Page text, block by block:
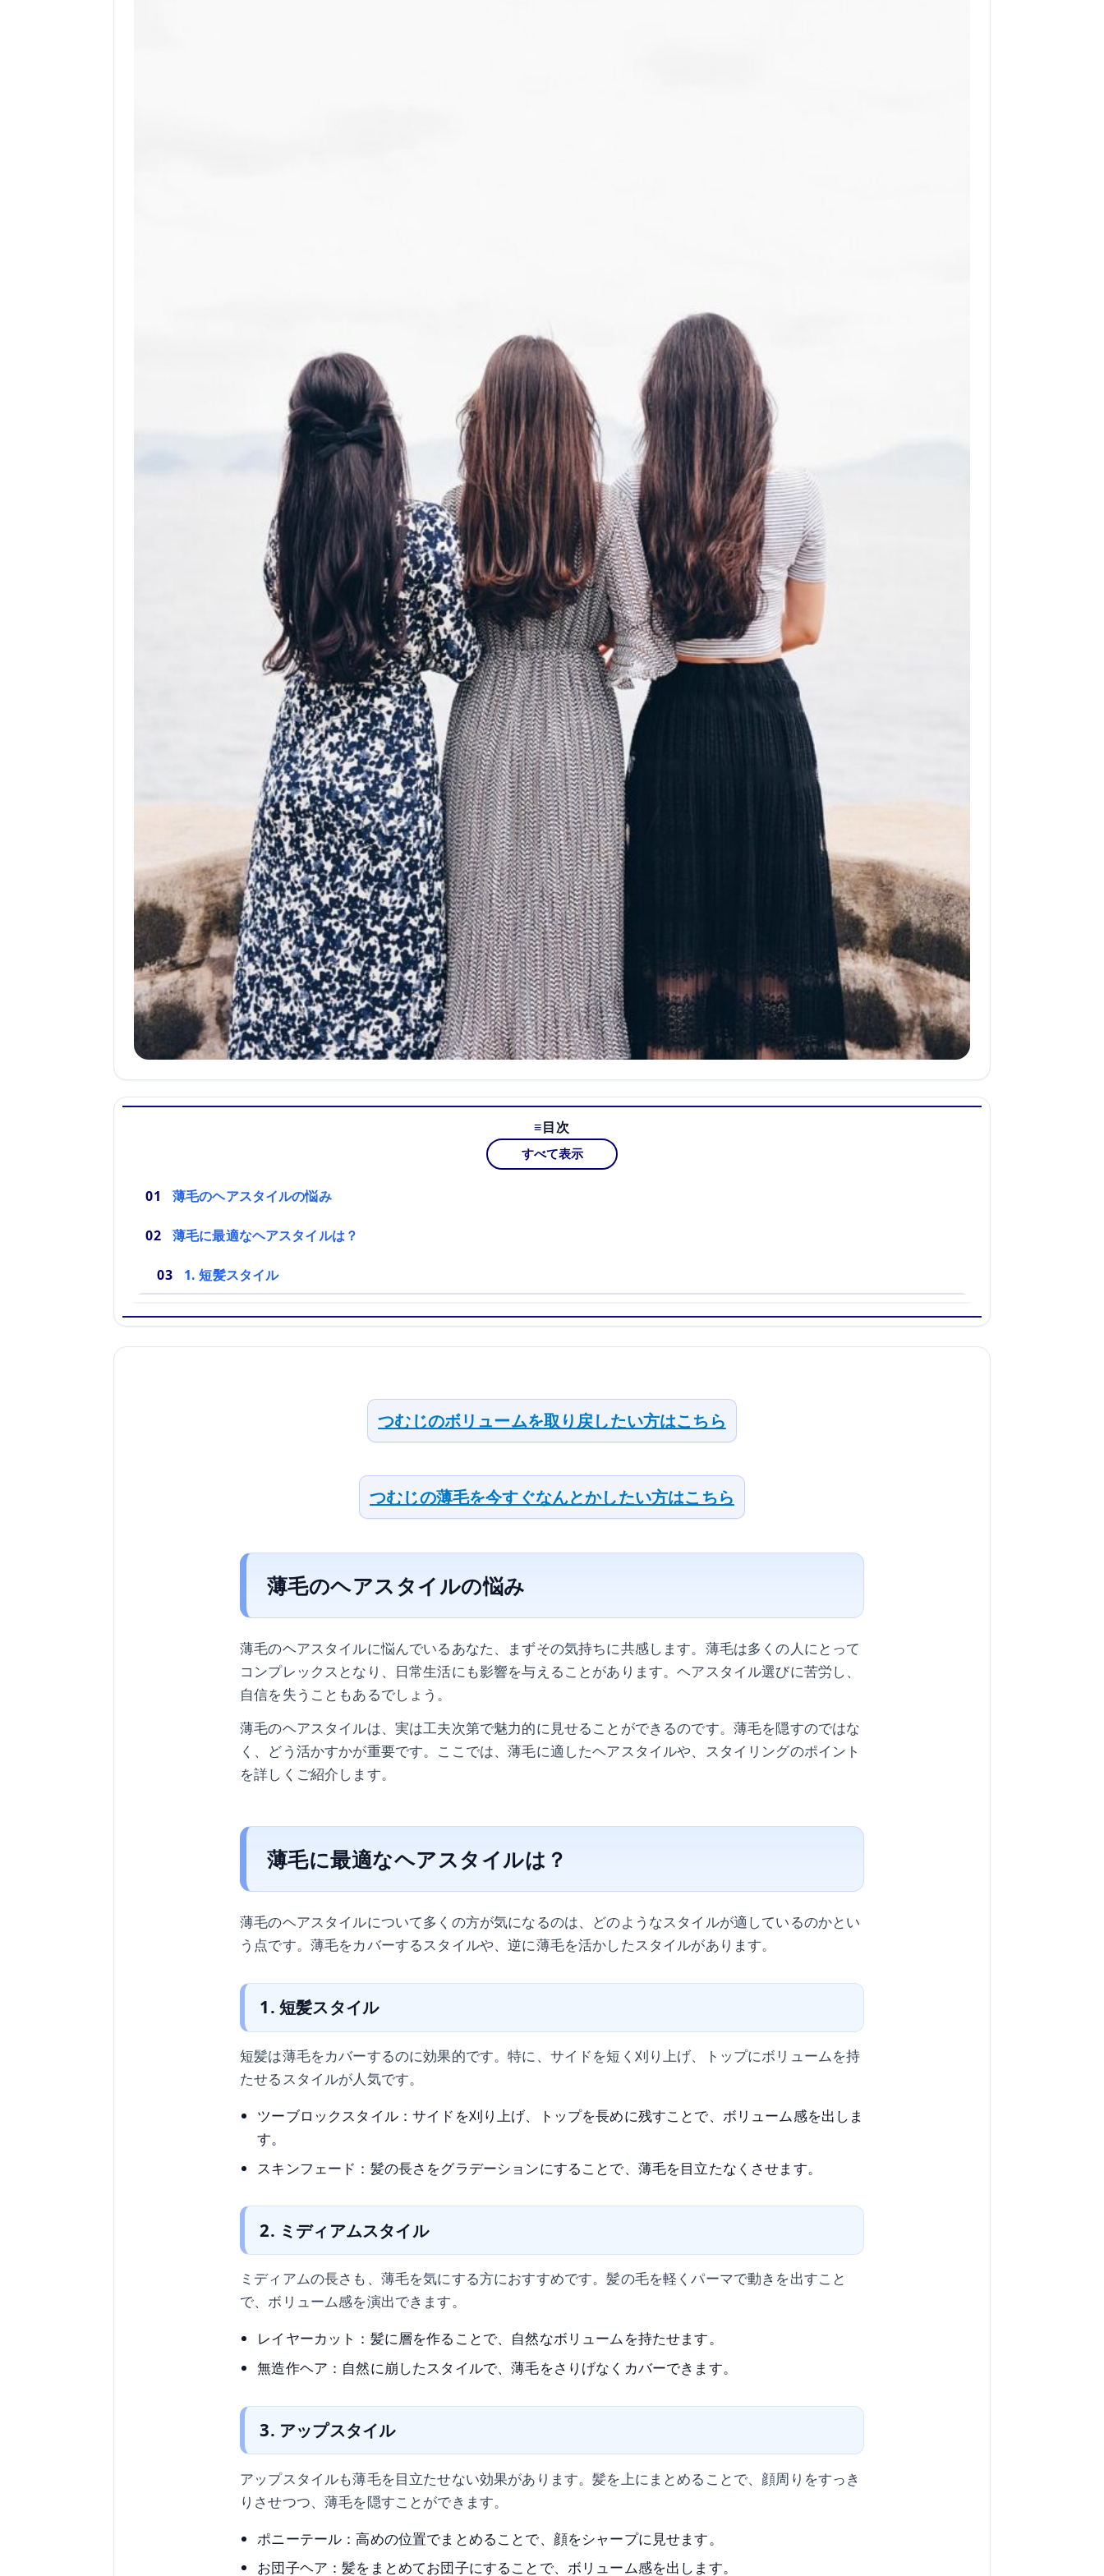
目次
すべて表示
薄毛のヘアスタイルの悩み
薄毛に最適なヘアスタイルは？
1. 短髪スタイル
つむじのボリュームを取り戻したい方はこちら
つむじの薄毛を今すぐなんとかしたい方はこちら
薄毛のヘアスタイルの悩み
薄毛のヘアスタイルに悩んでいるあなた、まずその気持ちに共感します。薄毛は多くの人にとって
コンプレックスとなり、日常生活にも影響を与えることがあります。ヘアスタイル選びに苦労し、
自信を失うこともあるでしょう。
薄毛のヘアスタイルは、実は工夫次第で魅力的に見せることができるのです。薄毛を隠すのではな
く、どう活かすかが重要です。ここでは、薄毛に適したヘアスタイルや、スタイリングのポイント
を詳しくご紹介します。
薄毛に最適なヘアスタイルは？
薄毛のヘアスタイルについて多くの方が気になるのは、どのようなスタイルが適しているのかとい
う点です。薄毛をカバーするスタイルや、逆に薄毛を活かしたスタイルがあります。
1. 短髪スタイル
短髪は薄毛をカバーするのに効果的です。特に、サイドを短く刈り上げ、トップにボリュームを持
たせるスタイルが人気です。
ツーブロックスタイル：サイドを刈り上げ、トップを長めに残すことで、ボリューム感を出しま
す。
スキンフェード：髪の長さをグラデーションにすることで、薄毛を目立たなくさせます。
2. ミディアムスタイル
ミディアムの長さも、薄毛を気にする方におすすめです。髪の毛を軽くパーマで動きを出すこと
で、ボリューム感を演出できます。
レイヤーカット：髪に層を作ることで、自然なボリュームを持たせます。
無造作ヘア：自然に崩したスタイルで、薄毛をさりげなくカバーできます。
3. アップスタイル
アップスタイルも薄毛を目立たせない効果があります。髪を上にまとめることで、顔周りをすっき
りさせつつ、薄毛を隠すことができます。
ポニーテール：高めの位置でまとめることで、顔をシャープに見せます。
お団子ヘア：髪をまとめてお団子にすることで、ボリューム感を出します。